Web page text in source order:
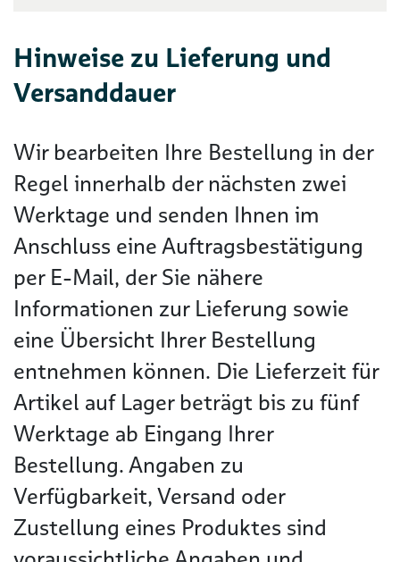
Hinweise zu Lieferung und
Versanddauer
Wir bearbeiten Ihre Bestellung in der
Regel innerhalb der nächsten zwei
Werktage und senden Ihnen im
Anschluss eine Auftragsbestätigung
per E-Mail, der Sie nähere
Informationen zur Lieferung sowie
eine Übersicht Ihrer Bestellung
entnehmen können. Die Lieferzeit für
Artikel auf Lager beträgt bis zu fünf
Werktage ab Eingang Ihrer
Bestellung. Angaben zu
Verfügbarkeit, Versand oder
Zustellung eines Produktes sind